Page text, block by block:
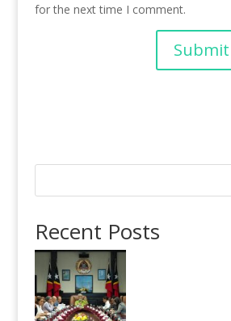
for the next time I comment.
Recent Posts